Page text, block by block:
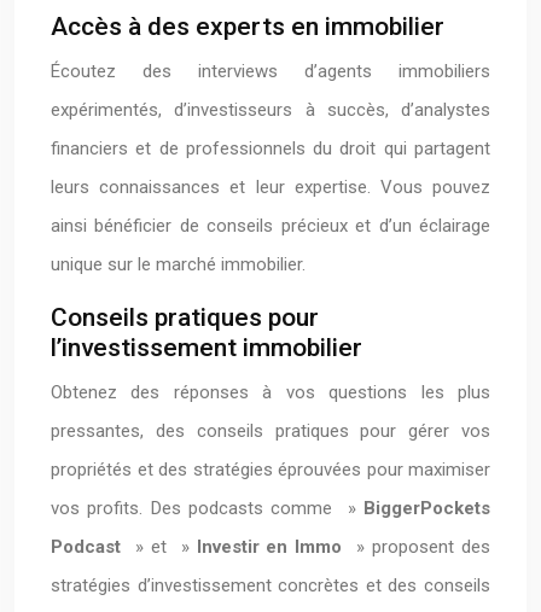
Accès à des experts en immobilier
Écoutez des interviews d’agents immobiliers
expérimentés, d’investisseurs à succès, d’analystes
financiers et de professionnels du droit qui partagent
leurs connaissances et leur expertise. Vous pouvez
ainsi bénéficier de conseils précieux et d’un éclairage
unique sur le marché immobilier.
Conseils pratiques pour
l’investissement immobilier
Obtenez des réponses à vos questions les plus
pressantes, des conseils pratiques pour gérer vos
propriétés et des stratégies éprouvées pour maximiser
vos profits. Des podcasts comme » BiggerPockets
Podcast
» et » Investir en Immo
» proposent des
stratégies d’investissement concrètes et des conseils